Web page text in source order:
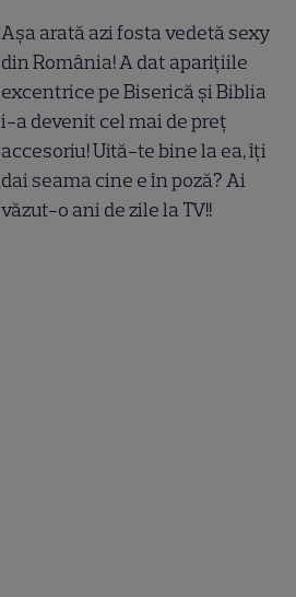
Așa arată azi fosta vedetă sexy
din România! A dat aparițiile
excentrice pe Biserică și Biblia
i-a devenit cel mai de preț
accesoriu! Uită-te bine la ea, îți
dai seama cine e în poză? Ai
văzut-o ani de zile la TV!!